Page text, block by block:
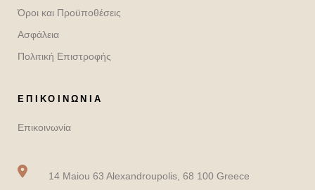
Όροι και Προϋποθέσεις
Ασφάλεια
Πολιτική Επιστροφής
ΕΠΙΚΟΙΝΩΝΙΑ
Επικοινωνία
14 Maiou 63 Alexandroupolis, 68 100 Greece